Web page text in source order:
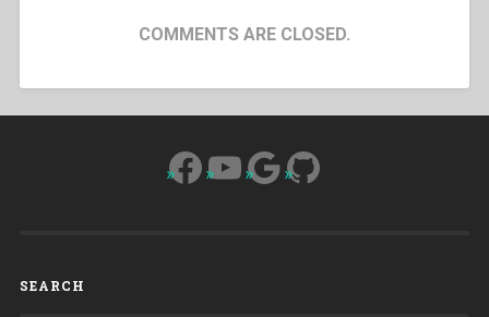
COMMENTS ARE CLOSED.
Facebook
YouTube
Google
GitHub
SEARCH